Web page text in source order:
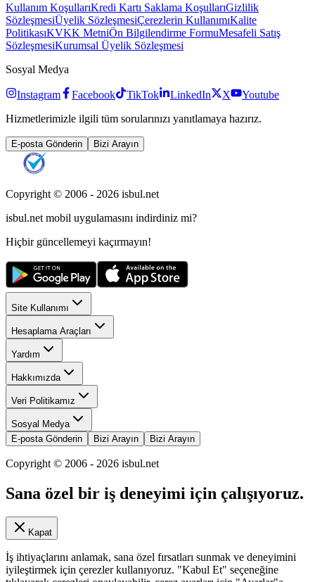
Kullanım KoşullarıKredi Kartı Saklama KoşullarıGizlilik
SözleşmesiÜyelik SözleşmesiÇerezlerin KullanımıKalite
PolitikasıKVKK MetniÖn Bilgilendirme FormuMesafeli Satış
SözleşmesiKurumsal Üyelik Sözleşmesi
Sosyal Medya
Instagram Facebook TikTok LinkedIn X
Youtube
Hizmetlerimizle ilgili tüm sorularınızı yanıtlamaya hazırız.
E-posta Gönderin Bizi Arayın
Copyright © 2006 - 2026 isbul.net
isbul.net mobil uygulamasını indirdiniz mi?
Hiçbir güncellemeyi kaçırmayın!
Site Kullanımı
Hesaplama Araçları
Yardım
Hakkımızda
Veri Politikamız
Sosyal Medya
E-posta Gönderin
Bizi Arayın Bizi Arayın
Copyright © 2006 - 2026 isbul.net
Sana özel bir iş deneyimi için çalışıyoruz.
Kapat
İş ihtiyaçlarını anlamak, sana özel fırsatları sunmak ve deneyimini
iyileştirmek için çerezler kullanıyoruz. "Kabul Et" seçeneğine